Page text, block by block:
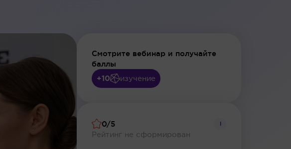
Смотрите вебинар и получайте
баллы
+10 изучение
0/5
Рейтинг не сформирован
i